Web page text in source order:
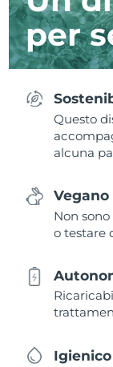
per
Questo
alcuna
Non
o testare